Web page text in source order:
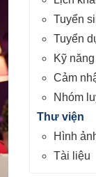
Tuyển
Tuyển
Kỹ
Cảm
Nhóm
Thư viện
Hình
Tài liệu